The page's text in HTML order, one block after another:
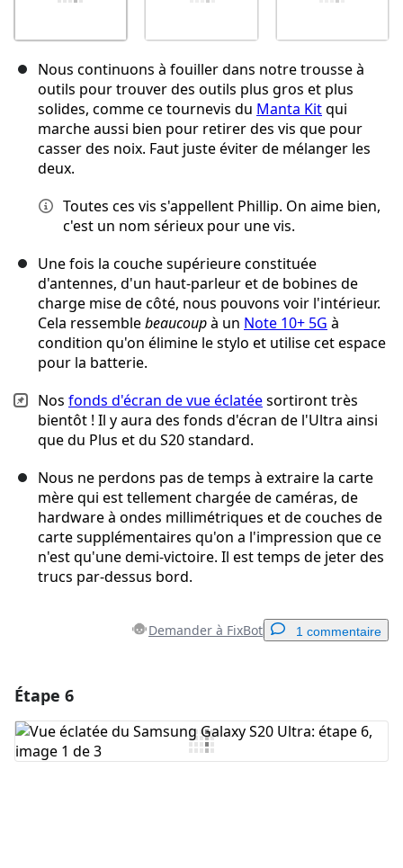
Nous continuons à fouiller dans notre trousse à
outils pour trouver des outils plus gros et plus
solides, comme ce tournevis du Manta Kitqui
marche aussi bien pour retirer des vis que pour
casser des noix. Faut juste éviter de mélanger les
deux.
Toutes ces vis s'appellent Phillip. On aime bien,
c'est un nom sérieux pour une vis.
Une fois la couche supérieure constituée
d'antennes, d'un haut-parleur et de bobines de
charge mise de côté, nous pouvons voir l'intérieur.
Cela ressemblebeaucoupà un Note 10+ 5G à
condition qu'on élimine le stylo et utilise cet espace
pour la batterie.
Nos fonds d'écran de vue éclatéesortiront très
bientôt ! Il y aura des fonds d'écran de l'Ultra ainsi
que du Plus et du S20 standard.
Nous ne perdons pas de temps à extraire la carte
mère qui est tellement chargée de caméras, de
hardware à ondes millimétriques et de couches de
carte supplémentaires qu'on a l'impression que ce
n'est qu'une demi-victoire. Il est temps de jeter des
trucs par-dessus bord.
Demander à FixBot 1 commentaire
Ajouter un commentaire
Étape 6